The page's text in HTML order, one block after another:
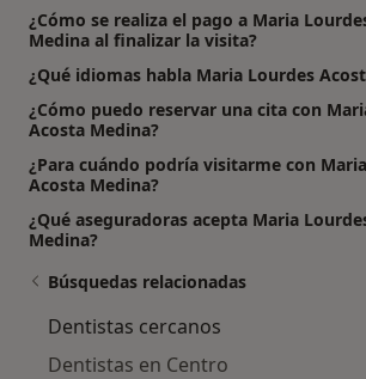
¿Cómo se realiza el pago a Maria
Medina al finalizar la visita?
¿Qué idiomas habla Maria Lourdes
¿Cómo puedo reservar una cita con
Acosta Medina?
¿Para cuándo podría visitarme con
Acosta Medina?
¿Qué aseguradoras acepta Maria
Medina?
Búsquedas relacionadas
Dentistas cercanos
Dentistas en Centro